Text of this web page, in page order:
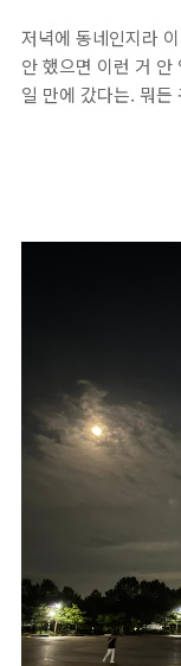
저녁에 동네인지라
안 했으면 이런 거 안
일 만에 갔다는. 뭐든